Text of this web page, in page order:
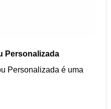
Personalizada
Personalizada é uma